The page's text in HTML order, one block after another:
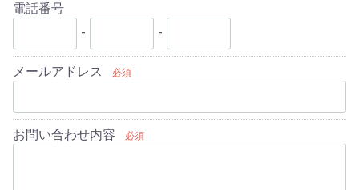
電話番号
-
-
メールアドレス 必須
お問い合わせ内容 必須